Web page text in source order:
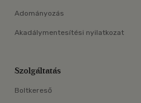
Adományozás
Akadálymentesítési nyilatkozat
Szolgáltatás
Boltkereső